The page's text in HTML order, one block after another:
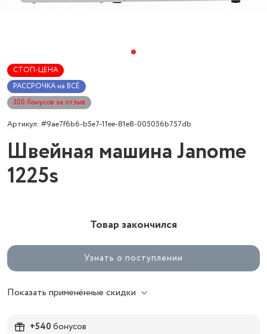
СТОП-ЦЕНА
РАССРОЧКА на ВСЁ
300 бонусов за отзыв
Артикул: #9ae7f6b6-b5e7-11ee-81e8-005056b757db
Швейная машина Janome
1225s
Товар закончился
Узнать о поступлении
Показать применённые скидки
+540бонусов